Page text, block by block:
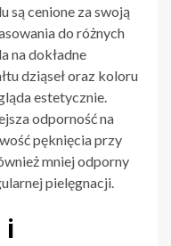
są cenione za swoją
do różnych
na dokładne
dziąseł oraz koloru
estetycznie.
odporność na
pęknięcia przy
mniej odporny
pielęgnacji.
i